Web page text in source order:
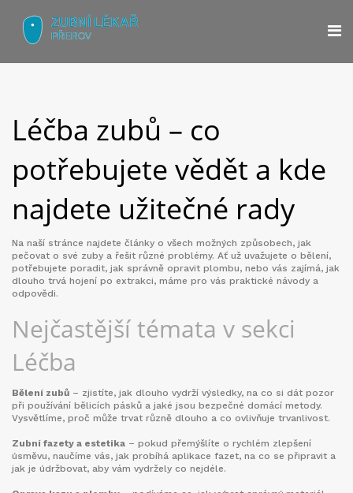
Léčba zubů – co
potřebujete vědět a kde
najdete užitečné rady
Na naší stránce najdete články o všech možných způsobech, jak
pečovat o své zuby a řešit různé problémy. Ať už uvažujete o bělení,
potřebujete poradit, jak správně opravit plombu, nebo vás zajímá, jak
dlouho trvá hojení po extrakci, máme pro vás praktické návody a
odpovědi.
Nejčastější témata v sekci
Léčba
Bělení zubů – zjistíte, jak dlouho vydrží výsledky, na co si dát pozor
při používání bělicích pásků a jaké jsou bezpečné domácí metody.
Vysvětlíme, proč může trvat různě dlouho a co ovlivňuje trvanlivost.
Zubní fazety a estetika – pokud přemýšlíte o rychlém zlepšení
úsměvu, naučíme vás, jak probíhá aplikace fazet, na co se připravit a
jak je údržbovat, aby vám vydržely co nejdéle.